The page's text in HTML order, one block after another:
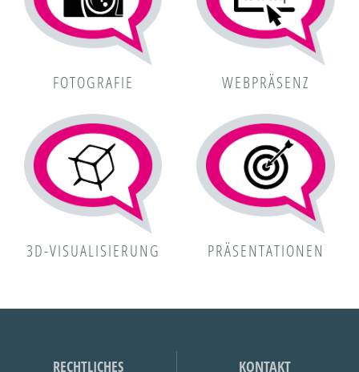
FOTOGRAFIE WEBPRÄSENZ
3D-VISUALISIERUNG PRÄSENTATIONEN
RECHTLICHES KONTAKT